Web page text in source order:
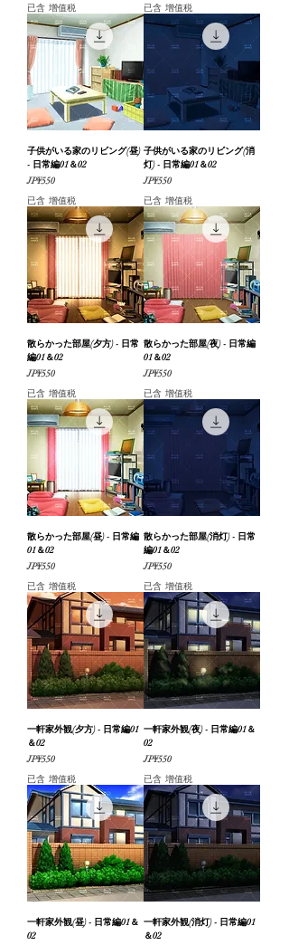
已含 增值税
已含 增值税
子供がいる家のリビング(昼)
- 日常編01＆02
價格
JP¥550
已含 增值税
子供がいる家のリビング(消
灯) - 日常編01＆02
價格
JP¥550
已含 增值税
散らかった部屋(夕方) - 日常
編01＆02
價格
JP¥550
已含 增值税
散らかった部屋(夜) - 日常編
01＆02
價格
JP¥550
已含 增值税
散らかった部屋(昼) - 日常編
01＆02
價格
JP¥550
已含 增值税
散らかった部屋(消灯) - 日常
編01＆02
價格
JP¥550
已含 增值税
一軒家外観(夕方) - 日常編01
＆02
價格
JP¥550
已含 增值税
一軒家外観(夜) - 日常編01＆
02
價格
JP¥550
已含 增值税
一軒家外観(昼) - 日常編01＆
02
一軒家外観(消灯) - 日常編01
＆02